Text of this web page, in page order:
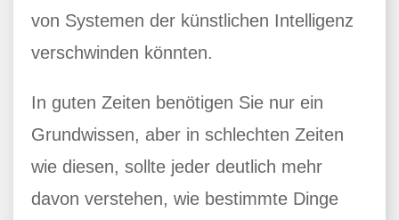
von Systemen der künstlichen Intelligenz
verschwinden könnten.
In guten Zeiten benötigen Sie nur ein
Grundwissen, aber in schlechten Zeiten
wie diesen, sollte jeder deutlich mehr
davon verstehen, wie bestimmte Dinge